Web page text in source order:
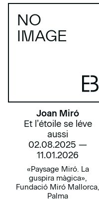
NO
IMAGE
Joan Miró
Et l’étoile se léve
aussi
02.08.2025 —
11.01.2026
«Paysage Miró. La
guspira màgica»,
Fundació Miró Mallorca,
Palma